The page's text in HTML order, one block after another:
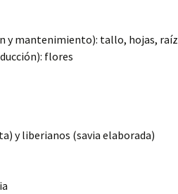
y mantenimiento): tallo, hojas, raíz
flores
y liberianos (savia elaborada)